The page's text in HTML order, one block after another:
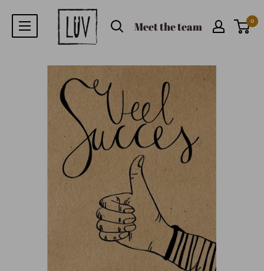
Meet the team 0